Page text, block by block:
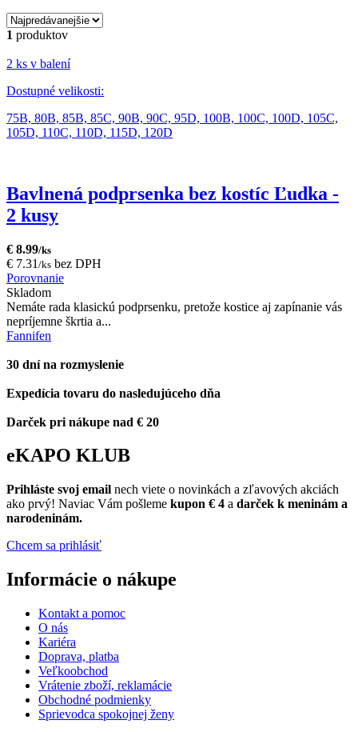
1 produktov
2 ks v balení
Dostupné velikosti:
75B, 80B, 85B, 85C, 90B, 90C, 95D, 100B, 100C, 100D, 105C,
105D, 110C, 110D, 115D, 120D
Bavlnená podprsenka bez kostíc Ľudka -
2 kusy
€ 8.99/ks
€ 7.31 /ks bez DPH
Porovnanie
Skladom
Nemáte rada klasickú podprsenku, pretože kostice aj zapínanie vás
nepríjemne škrtia a...
Fannifen
30 dní na rozmyslenie
Expedícia tovaru do nasledujúceho dňa
Darček pri nákupe nad € 20
eKAPO KLUB
Prihláste svoj email nech viete o novinkách a zľavových akciách
ako prvý! Naviac Vám pošleme kupon € 4 a darček k meninám a
narodeninám.
Chcem sa prihlásiť
Informácie o nákupe
Kontakt a pomoc
O nás
Kariéra
Doprava, platba
Veľkoobchod
Vrátenie zboží, reklamácie
Obchodné podmienky
Sprievodca spokojnej ženy